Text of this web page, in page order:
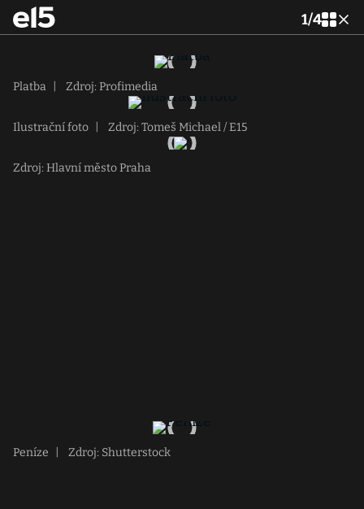
1/4
Platba Zdroj: Profimedia
Ilustrační foto Zdroj: Tomeš Michael / E15
Zdroj: Hlavní město Praha
Peníze Zdroj: Shutterstock